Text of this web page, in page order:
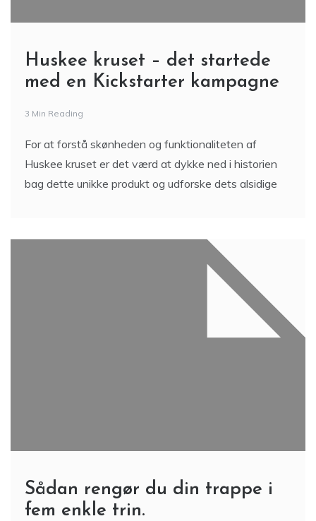
Huskee kruset – det startede
med en Kickstarter kampagne
3 Min Reading
For at forstå skønheden og funktionaliteten af
Huskee kruset er det værd at dykke ned i historien
bag dette unikke produkt og udforske dets alsidige
Sådan rengør du din trappe i
fem enkle trin.